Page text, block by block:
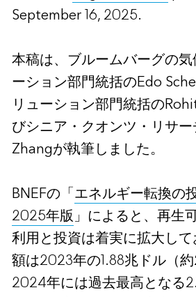
September 16, 2025.
本稿は、ブルームバーグの
ーション部門統括のEdo
リューション部門統括の
びシニア・クオンツ・リサ
Zhangが執筆しました。
BNEFの「エネルギー転換の
2025年版 」によると、再生
利用と投資は着実に拡大し
額は2023年の1.88兆ドル（
2024年には過去最高となる